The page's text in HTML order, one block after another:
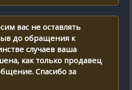
вас не оставлять
до обращения к
случаев ваша
как только продавец
Спасибо за